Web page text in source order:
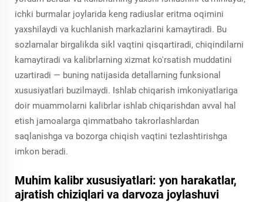
ichki burmalar joylarida keng radiuslar eritma oqimini
yaxshilaydi va kuchlanish markazlarini kamaytiradi. Bu
sozlamalar birgalikda sikl vaqtini qisqartiradi, chiqindilarni
kamaytiradi va kalibrlarning xizmat ko'rsatish muddatini
uzartiradi — buning natijasida detallarning funksional
xususiyatlari buzilmaydi. Ishlab chiqarish imkoniyatlariga
doir muammolarni kalibrlar ishlab chiqarishdan avval hal
etish jamoalarga qimmatbaho takrorlashlardan
saqlanishga va bozorga chiqish vaqtini tezlashtirishga
imkon beradi.
Muhim kalibr xususiyatlari: yon harakatlar,
ajratish chiziqlari va darvoza joylashuvi